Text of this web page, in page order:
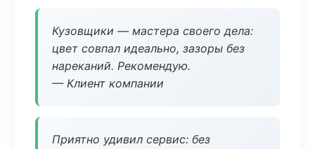
Кузовщики — мастера своего дела:
цвет совпал идеально, зазоры без
нареканий. Рекомендую.
— Клиент компании
Приятно удивил сервис: без